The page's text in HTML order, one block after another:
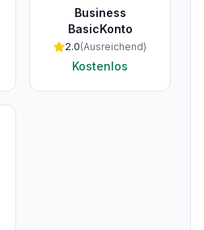
Business
BasicKonto
2.0(Ausreichend)
Kostenlos